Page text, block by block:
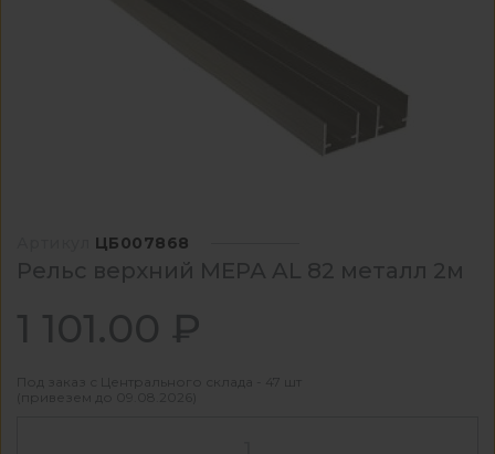
ЦБ007868
Рельс верхний МЕРА AL 82 металл 2м
1 101.00 ₽
Под заказ с Центрального склада - 47 шт
(привезем до 09.08.2026)